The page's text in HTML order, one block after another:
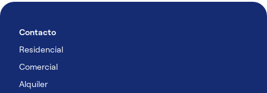
Contacto
Residencial
Comercial
Alquiler